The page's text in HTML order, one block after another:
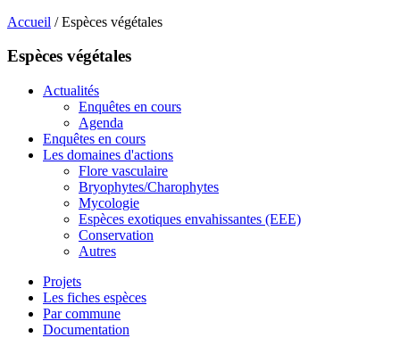
Accueil / Espèces végétales
Espèces végétales
Actualités
Enquêtes en cours
Agenda
Enquêtes en cours
Les domaines d'actions
Flore vasculaire
Bryophytes/Charophytes
Mycologie
Espèces exotiques envahissantes (EEE)
Conservation
Autres
Projets
Les fiches espèces
Par commune
Documentation